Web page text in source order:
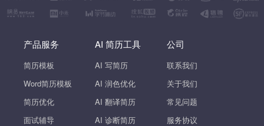
产品服务
简历模板
Word简历模板
简历优化
面试辅导
AI 简历工具
AI 写简历
AI 润色优化
AI 翻译简历
AI 诊断简历
公司
联系我们
关于我们
常见问题
服务协议